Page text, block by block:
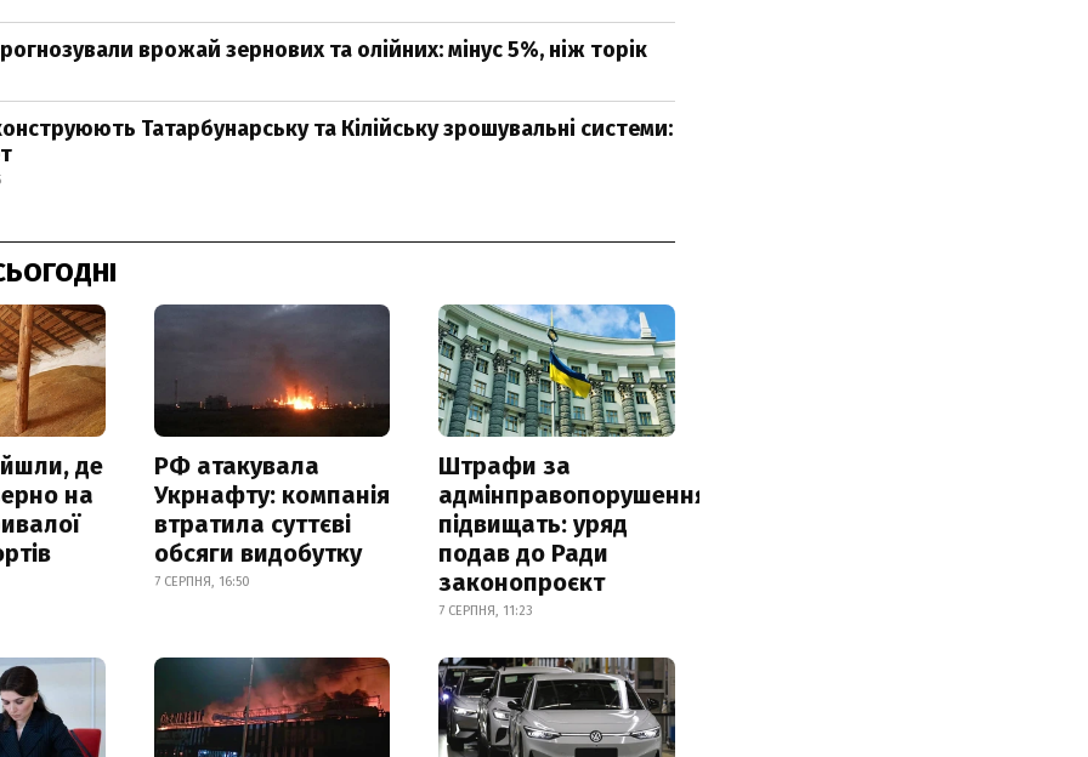
врожай зернових та олійних: мінус 5%, ніж торік
Татарбунарську та Кілійську зрошувальні системи:
де
на
РФ атакувала
Укрнафту: компанія
втратила суттєві
обсяги видобутку
7 СЕРПНЯ, 16:50
Штрафи за
адмінправопорушення
підвищать: уряд
подав до Ради
законопроєкт
7 СЕРПНЯ, 11:23